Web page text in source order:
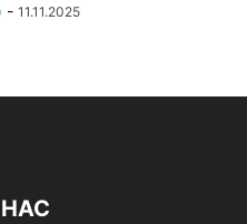
- 11.11.2025